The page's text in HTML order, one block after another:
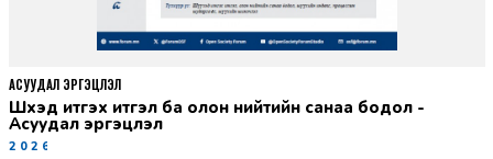
Шүүхэд итгэх итгэл ба олон нийтийн санаа бодол -
Асуудал эргэцүүлэл
2026-06-11
АСУУДАЛ ЭРГЭЦҮҮЛЭЛ